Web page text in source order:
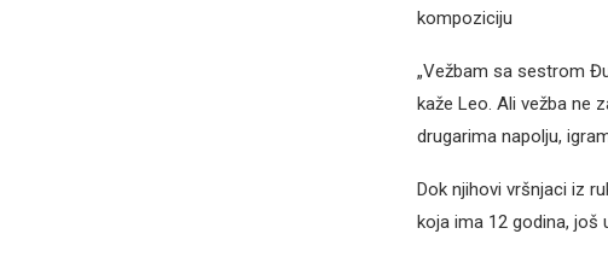
kompoziciju
„Vežbam sa sestrom
kaže Leo. Ali vežba ne
drugarima napolju,
Dok njihovi vršnjaci iz
koja ima 12 godina, još